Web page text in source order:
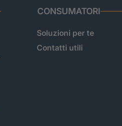
CONSUMATORI
Soluzioni per te
Contatti utili